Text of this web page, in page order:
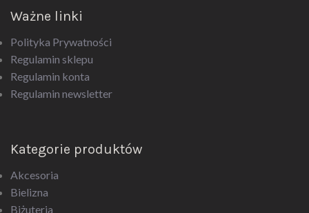
Ważne linki
Polityka Prywatności
Regulamin sklepu
Regulamin konta
Regulamin newsletter
Kategorie produktów
Akcesoria
Bielizna
Biżuteria